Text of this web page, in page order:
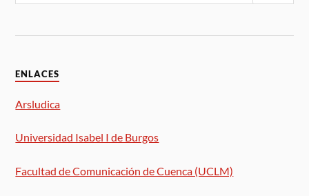
ENLACES
Arsludica
Universidad Isabel I de Burgos
Facultad de Comunicación de Cuenca (UCLM)